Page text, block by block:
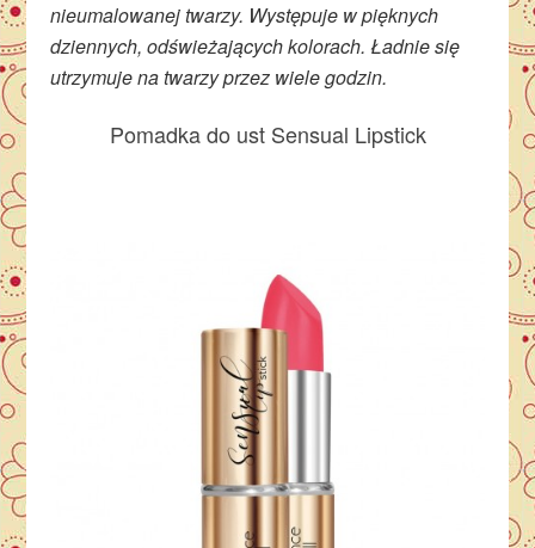
nieumalowanej twarzy. Występuje w pięknych
dziennych, odświeżających kolorach. Ładnie się
utrzymuje na twarzy przez wiele godzin.
Pomadka do ust Sensual Lipstick